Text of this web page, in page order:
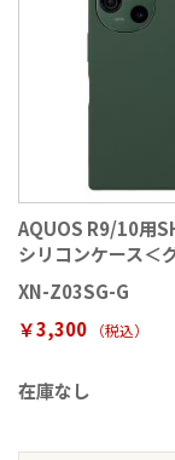
AQUOS R9/10用
シリコンケース＜
XN-Z03SG-G
￥3,300
（税込）
在庫なし